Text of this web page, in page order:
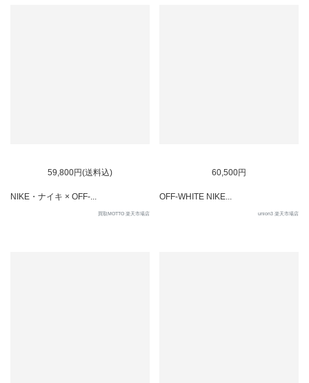
59,800円(送料込)
NIKE・ナイキ × OFF-...
買取MOTTO 楽天市場店
60,500円
OFF-WHITE NIKE...
union3 楽天市場店